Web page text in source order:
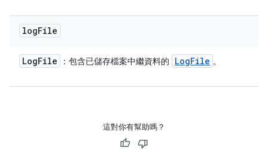
logFile
LogFile ：包含已儲存檔案中繼資料的 LogFile 。
這對你有幫助嗎？